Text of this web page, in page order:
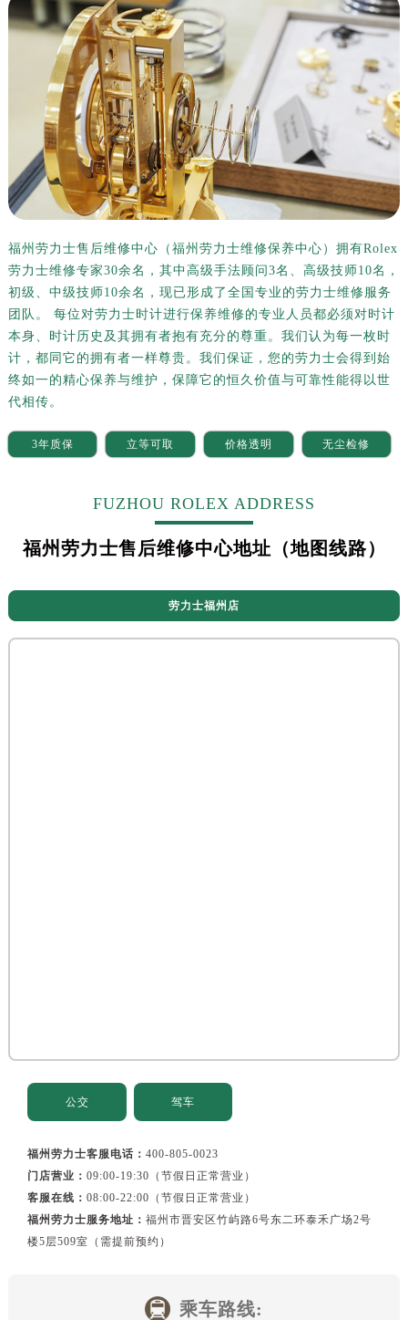
福州劳力士售后维修中心（福州劳力士维修保养中心）拥有Rolex
劳力士维修专家30余名，其中高级手法顾问3名、高级技师10名，
初级、中级技师10余名，现已形成了全国专业的劳力士维修服务
团队。 每位对劳力士时计进行保养维修的专业人员都必须对时计
本身、时计历史及其拥有者抱有充分的尊重。我们认为每一枚时
计，都同它的拥有者一样尊贵。我们保证，您的劳力士会得到始
终如一的精心保养与维护，保障它的恒久价值与可靠性能得以世
代相传。
3年质保 立等可取 价格透明 无尘检修
FUZHOU ROLEX ADDRESS
福州劳力士售后维修中心地址（地图线路）
劳力士福州店
公交 驾车
福州劳力士客服电话：400-805-0023
门店营业：09:00-19:30（节假日正常营业）
客服在线：08:00-22:00（节假日正常营业）
福州劳力士服务地址：福州市晋安区竹屿路6号东二环泰禾广场2号
楼5层509室（需提前预约）
乘车路线: